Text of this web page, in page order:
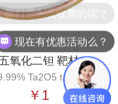
五氧化二钽 靶材
Ta2O5 target
￥1
你们是怎么收费的呢？
现在有优惠活动么？